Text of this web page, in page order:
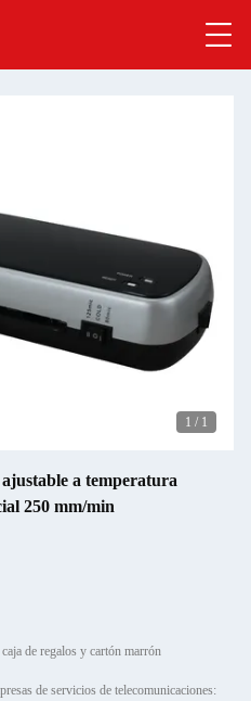
1 / 1
a temperatura
250 mm/min
de regalos y cartón marrón
de servicios de telecomunicaciones: